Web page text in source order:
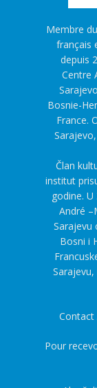
Membre
français
depuis
Centre
Bosnie-
France.
Član
institut
godine.
André
Sarajevu
Bosni i
Contact
Pour